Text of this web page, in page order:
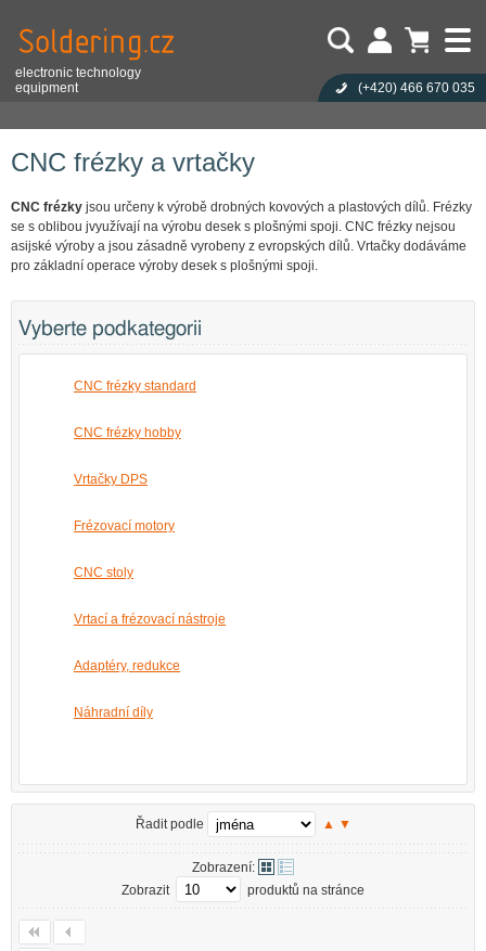
CNC frézky a vrtačky
CNC frézky jsou určeny k výrobě drobných kovových a plastových dílů. Frézky
se s oblibou jvyužívají na výrobu desek s plošnými spoji. CNC frézky nejsou
asijské výroby a jsou zásadně vyrobeny z evropských dílů. Vrtačky dodáváme
pro základní operace výroby desek s plošnými spoji.
Vyberte podkategorii
CNC frézky standard
CNC frézky hobby
Vrtačky DPS
Frézovací motory
CNC stoly
Vrtací a frézovací nástroje
Adaptéry, redukce
Náhradní díly
Řadit podle ▲ ▼
Zobrazení:
Zobrazit
produktů na stránce
electronic technology
equipment
(+420) 466 670 035
Nákupní košík je prázdný!
Počet produktů:0
Cena celkem:0,00 CZK
Heslo:
Zapoměli jste heslo?
Nová registrace